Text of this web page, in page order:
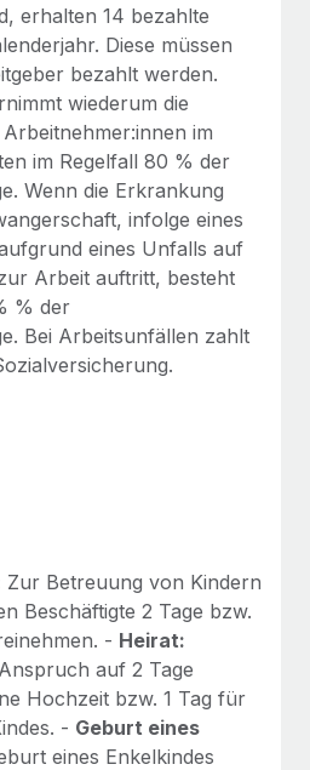
erhalten 14 bezahlte
Diese müssen
bezahlt werden.
wiederum die
im
im Regelfall 80 % der
Wenn die Erkrankung
infolge eines
eines Unfalls auf
Arbeit auftritt, besteht
% der
Bei Arbeitsunfällen zahlt
Zur Betreuung von Kindern
Beschäftigte 2 Tage bzw.
- Heirat:
auf 2 Tage
Hochzeit bzw. 1 Tag für
- Geburt eines
eines Enkelkindes